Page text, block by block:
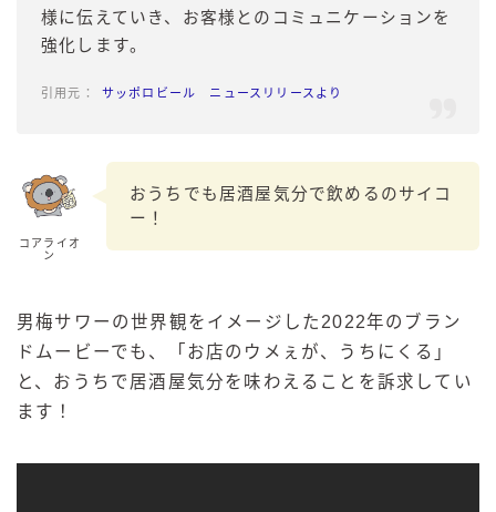
様に伝えていき、お客様とのコミュニケーションを
強化します。
サッポロビール ニュースリリースより
コアライオ
ン
おうちでも居酒屋気分で飲めるのサイコ
ー！
男梅サワーの世界観をイメージした2022年のブラン
ドムービーでも、「お店のウメぇが、うちにくる」
と、おうちで居酒屋気分を味わえることを訴求してい
ます！